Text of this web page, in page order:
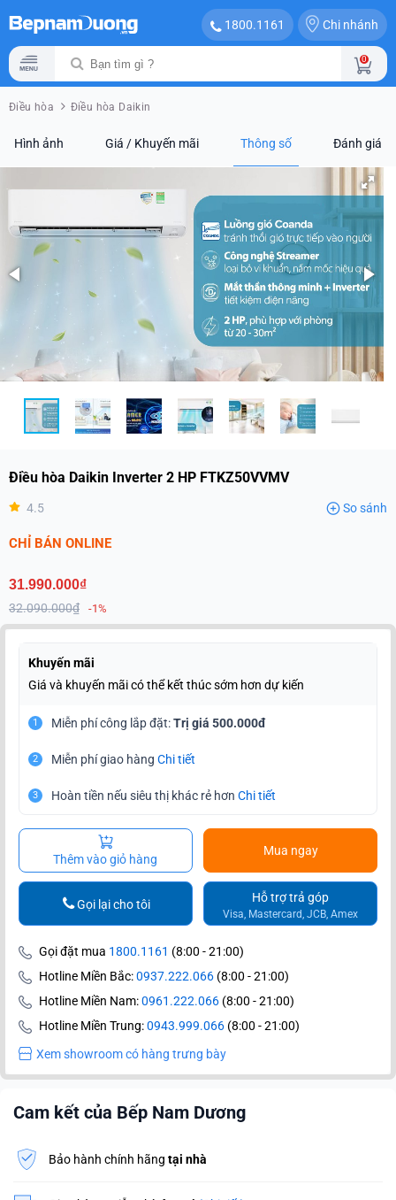
1800.1161 Chi nhánh
0
Điều hòa Điều hòa Daikin
Hình ảnh Giá / Khuyến mãi Thông số Đánh giá
Điều hòa Daikin Inverter 2 HP FTKZ50VVMV
4.5 So sánh
CHỈ BÁN ONLINE
31.990.000₫
32.090.000₫ -1%
Khuyến mãi
Giá và khuyến mãi có thể kết thúc sớm hơn dự kiến
1 Miễn phí công lắp đặt:Trị giá 500.000đ
2 Miễn phí giao hàng Chi tiết
3 Hoàn tiền nếu siêu thị khác rẻ hơn Chi tiết
Thêm vào giỏ hàng
Mua ngay
Hỗ trợ trả góp
Visa, Mastercard, JCB, Amex
Gọi lại cho tôi
Gọi đặt mua 1800.1161 (8:00 - 21:00)
Hotline Miền Bắc:0937.222.066 (8:00 - 21:00)
Hotline Miền Nam:0961.222.066 (8:00 - 21:00)
Hotline Miền Trung:0943.999.066 (8:00 - 21:00)
Xem showroom có hàng trưng bày
Cam kết của Bếp Nam Dương
Bảo hành chính hãng tại nhà